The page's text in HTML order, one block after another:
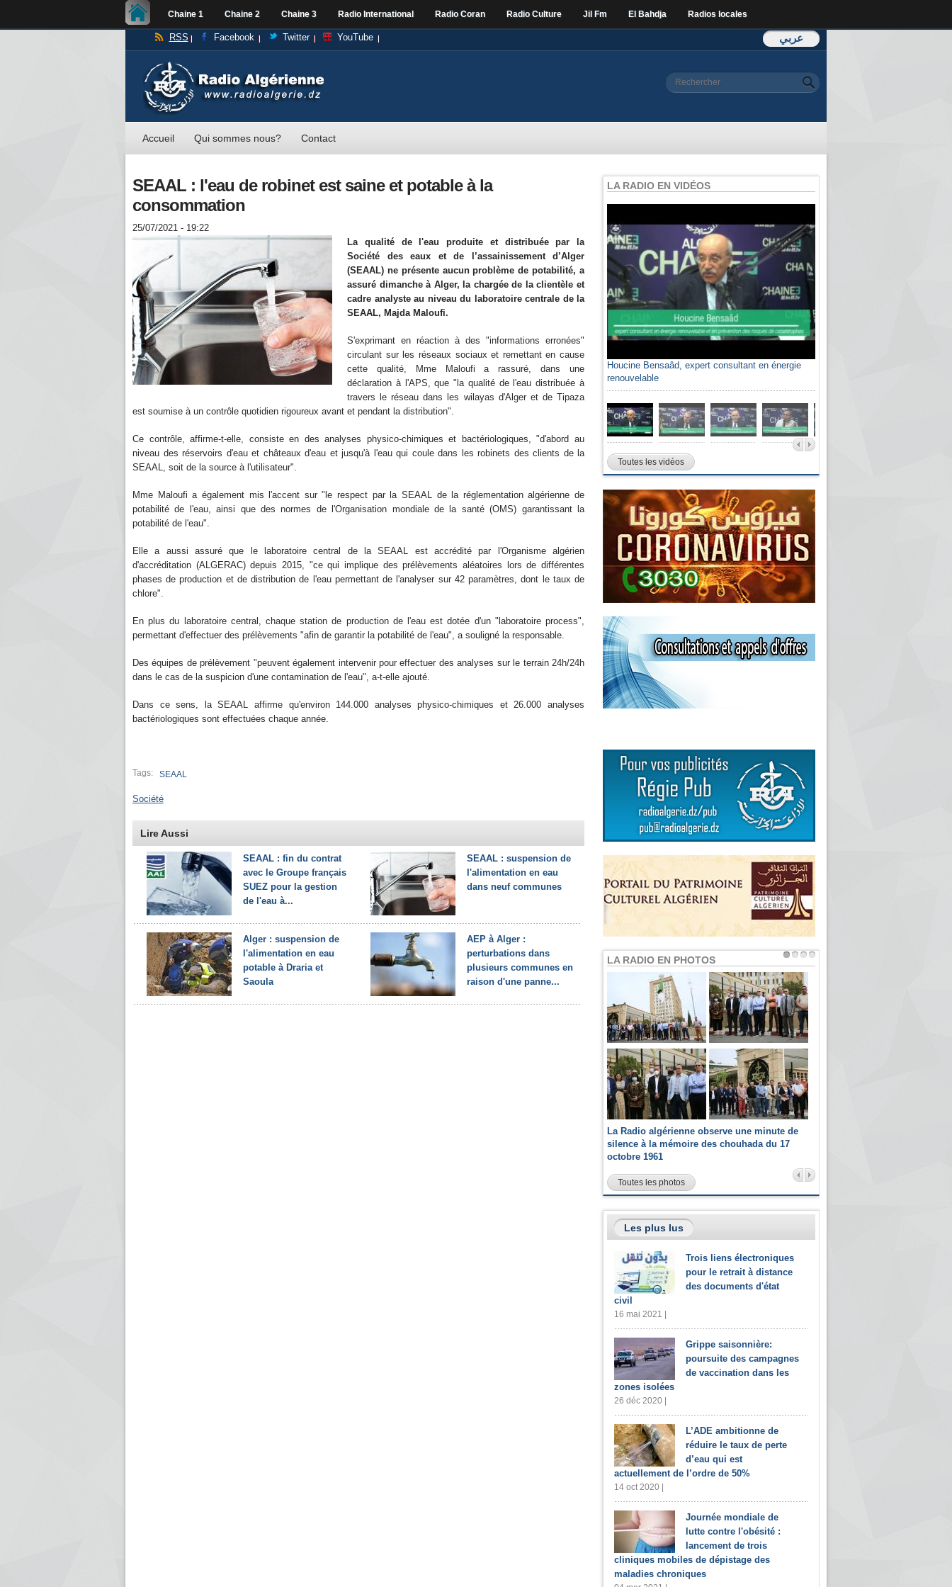
Chaine 1 Chaine 2 Chaine 3 Radio International Radio Coran Radio Culture Jil Fm El Bahdja Radios locales
عربي RSS Facebook Twitter YouTube
Formulaire de
Rechercher
Accueil Qui sommes nous? Contact
SEAAL : l'eau de robinet est saine et potable à la
consommation
25/07/2021 - 19:22
La qualité de l'eau produite et distribuée par la
Société des eaux et de l’assainissement d’Alger
(SEAAL) ne présente aucun problème de potabilité, a
assuré dimanche à Alger, la chargée de la clientèle et
cadre analyste au niveau du laboratoire centrale de la
SEAAL, Majda Maloufi.
S'exprimant en réaction à des "informations erronées"
circulant sur les réseaux sociaux et remettant en cause
cette qualité, Mme Maloufi a rassuré, dans une
déclaration à l'APS, que "la qualité de l'eau distribuée à
travers le réseau dans les wilayas d'Alger et de Tipaza
est soumise à un contrôle quotidien rigoureux avant et pendant la distribution".
Ce contrôle, affirme-t-elle, consiste en des analyses physico-chimiques et bactériologiques, "d'abord au
niveau des réservoirs d'eau et châteaux d'eau et jusqu'à l'eau qui coule dans les robinets des clients de la
SEAAL, soit de la source à l'utilisateur".
Mme Maloufi a également mis l'accent sur "le respect par la SEAAL de la réglementation algérienne de
potabilité de l'eau, ainsi que des normes de l'Organisation mondiale de la santé (OMS) garantissant la
potabilité de l'eau".
Elle a aussi assuré que le laboratoire central de la SEAAL est accrédité par l'Organisme algérien
d'accréditation (ALGERAC) depuis 2015, "ce qui implique des prélèvements aléatoires lors de différentes
phases de production et de distribution de l'eau permettant de l'analyser sur 42 paramètres, dont le taux de
chlore".
En plus du laboratoire central, chaque station de production de l'eau est dotée d'un "laboratoire process",
permettant d'effectuer des prélèvements "afin de garantir la potabilité de l'eau", a souligné la responsable.
Des équipes de prélèvement "peuvent également intervenir pour effectuer des analyses sur le terrain 24h/24h
dans le cas de la suspicion d'une contamination de l'eau", a-t-elle ajouté.
Dans ce sens, la SEAAL affirme qu'environ 144.000 analyses physico-chimiques et 26.000 analyses
bactériologiques sont effectuées chaque année.
Tags: SEAAL
Société
Lire Aussi
SEAAL : fin du contrat
avec le Groupe français
SUEZ pour la gestion
de l'eau à...
SEAAL : suspension de
l'alimentation en eau
dans neuf communes
Alger : suspension de
l'alimentation en eau
potable à Draria et
Saoula
AEP à Alger :
perturbations dans
plusieurs communes en
raison d'une panne...
LA RADIO EN VIDÉOS
Houcine Bensaâd, expert consultant en énergie
renouvelable
Toutes les vidéos
LA RADIO EN PHOTOS
La Radio algérienne observe une minute de
silence à la mémoire des chouhada du 17
octobre 1961
Toutes les photos
Les plus lus
Trois liens électroniques
pour le retrait à distance
des documents d'état
civil
16 mai 2021 |
Grippe saisonnière:
poursuite des campagnes
de vaccination dans les
zones isolées
26 déc 2020 |
L’ADE ambitionne de
réduire le taux de perte
d’eau qui est
actuellement de l’ordre de 50%
14 oct 2020 |
Journée mondiale de
lutte contre l'obésité :
lancement de trois
cliniques mobiles de dépistage des
maladies chroniques